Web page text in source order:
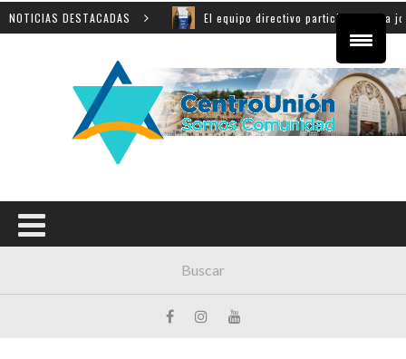
NOTICIAS DESTACADAS El equipo directivo participó de una jornada